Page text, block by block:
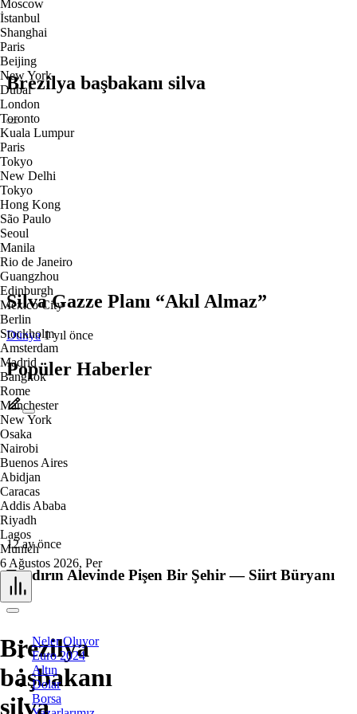
Moscow
İstanbul
Shanghai
Paris
Beijing
New York
Dubai
London
Toronto
Kuala Lumpur
Paris
Tokyo
New Delhi
Tokyo
Hong Kong
São Paulo
Seoul
Manila
Rio de Janeiro
Guangzhou
Edinburgh
Mexico City
Berlin
Stockholm
Amsterdam
Madrid
Bangkok
Rome
Manchester
New York
Osaka
Nairobi
Buenos Aires
Abidjan
Caracas
Addis Ababa
Riyadh
Lagos
Munich
6 Ağustos 2026, Per
Brezilya
başbakanı
silva
Neler Oluyor
Euro 2024
Altın
Dolar
Borsa
Brezilya başbakanı silva
Silva Gazze Planı “Akıl Almaz”
Dünya 1 yıl önce
Popüler Haberler
12 ay önce
Tandırın Alevinde Pişen Bir Şehir — Siirt Büryanı